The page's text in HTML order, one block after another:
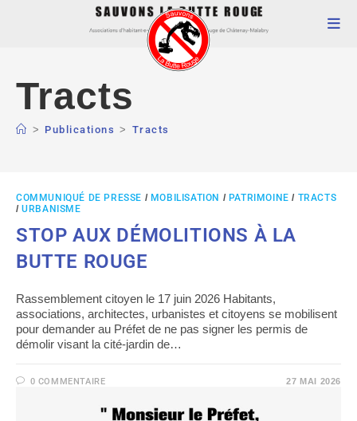
Tracts
> Publications > Tracts
COMMUNIQUÉ DE PRESSE / MOBILISATION / PATRIMOINE / TRACTS
/URBANISME
STOP AUX DÉMOLITIONS À LA
BUTTE ROUGE
Rassemblement citoyen le 17 juin 2026 Habitants,
associations, architectes, urbanistes et citoyens se mobilisent
pour demander au Préfet de ne pas signer les permis de
démolir visant la cité-jardin de…
0 COMMENTAIRE 27 MAI 2026